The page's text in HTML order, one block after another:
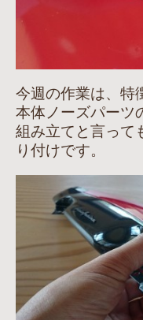
今週の作業は、特
本体ノーズパーツ
組み立てと言って
り付けです。